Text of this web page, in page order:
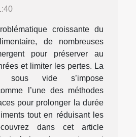
croissante du
de nombreuses
pour préserver au
et limiter les pertes. La
sous vide s’impose
l’une des méthodes
pour prolonger la durée
tout en réduisant les
dans cet article